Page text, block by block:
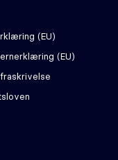
(EU)
(EU)